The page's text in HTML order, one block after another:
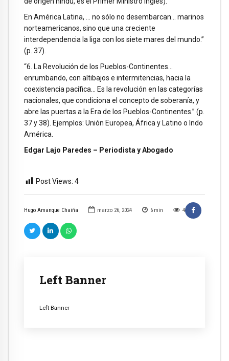
Hugo Amanque Chaiña marzo 26, 2024 6 min 4
Left Banner
Left Banner
En América Latina, … no sólo no desembarcan… marinos
norteamericanos, sino que una creciente
interdependencia la liga con los siete mares del mundo.”
(p. 37).
“6. La Revolución de los Pueblos-Continentes…
enrumbando, con altibajos e intermitencias, hacia la
coexistencia pacífica… Es la revolución en las categorías
nacionales, que condiciona el concepto de soberanía, y
abre las puertas a la Era de los Pueblos-Continentes.” (p.
37 y 38). Ejemplos: Unión Europea, África y Latino o Indo
América.
Edgar Lajo Paredes – Periodista y Abogado
Post Views: 4